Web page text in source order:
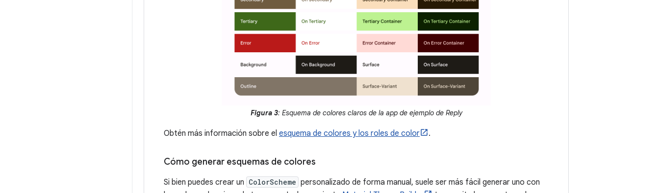
Figura 3: Esquema de colores claros de la app de ejemplo de Reply
Obtén más información sobre el esquema de colores y los roles de color .
Cómo generar esquemas de colores
Si bien puedes crear un ColorScheme personalizado de forma manual, suele ser más fácil generar uno con